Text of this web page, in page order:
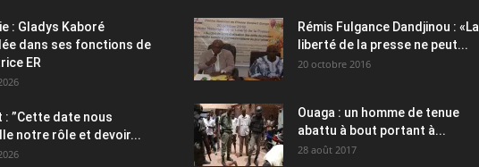
: Gladys Kaboré
dans ses fonctions de
ER
: ”Cette date nous
notre rôle et devoir...
Rémis Fulgance Dandjinou : «La
liberté de la presse ne peut...
20 octobre 2016
Ouaga : un homme de tenue
abattu à bout portant à...
28 août 2017